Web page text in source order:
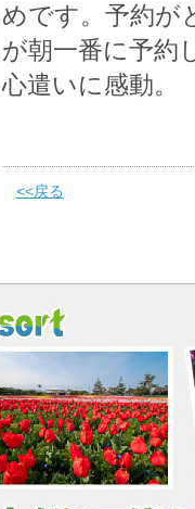
めです。予約が
が朝一番に予約
心遣いに感動。
<<戻る